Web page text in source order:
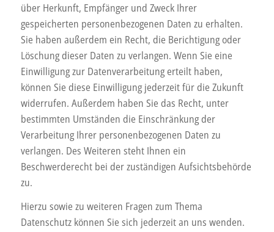
über Herkunft, Empfänger und Zweck Ihrer
gespeicherten personenbezogenen Daten zu erhalten.
Sie haben außerdem ein Recht, die Berichtigung oder
Löschung dieser Daten zu verlangen. Wenn Sie eine
Einwilligung zur Datenverarbeitung erteilt haben,
können Sie diese Einwilligung jederzeit für die Zukunft
widerrufen. Außerdem haben Sie das Recht, unter
bestimmten Umständen die Einschränkung der
Verarbeitung Ihrer personenbezogenen Daten zu
verlangen. Des Weiteren steht Ihnen ein
Beschwerderecht bei der zuständigen Aufsichtsbehörde
zu.
Hierzu sowie zu weiteren Fragen zum Thema
Datenschutz können Sie sich jederzeit an uns wenden.